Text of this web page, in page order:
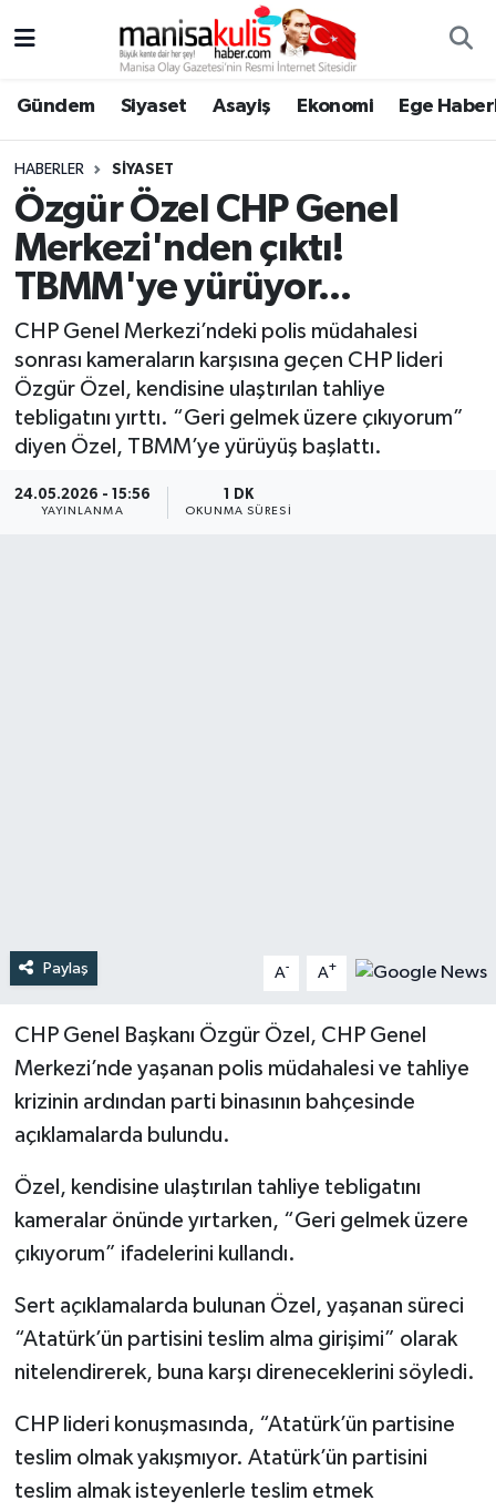
Gündem Siyaset Asayiş Ekonomi Ege
HABERLER SIYASET
Özgür Özel CHP Genel
Merkezi'nden çıktı!
TBMM'ye yürüyor...
CHP Genel Merkezi’ndeki polis müdahalesi
sonrası kameraların karşısına geçen CHP lideri
Özgür Özel, kendisine ulaştırılan tahliye
tebligatını yırttı. “Geri gelmek üzere çıkıyorum”
diyen Özel, TBMM’ye yürüyüş başlattı.
24.05.2026 - 15:56
YAYINLANMA
1 DK
OKUNMA SÜRESI
Paylaş A- A+
CHP Genel Başkanı Özgür Özel, CHP Genel
Merkezi’nde yaşanan polis müdahalesi ve tahliye
krizinin ardından parti binasının bahçesinde
açıklamalarda bulundu.
Özel, kendisine ulaştırılan tahliye tebligatını
kameralar önünde yırtarken, “Geri gelmek üzere
çıkıyorum” ifadelerini kullandı.
Sert açıklamalarda bulunan Özel, yaşanan süreci
“Atatürk’ün partisini teslim alma girişimi” olarak
nitelendirerek, buna karşı direneceklerini söyledi.
CHP lideri konuşmasında, “Atatürk’ün partisine
teslim olmak yakışmıyor. Atatürk’ün partisini
teslim almak isteyenlerle teslim etmek
Ege Haberleri
Ekonomi
Genel
Gündem
Resmi İlan
Siyaset
Yunusemre Hava Durumu
Yunusemre Trafik Yoğunluk Haritası
Süper Lig Puan Durumu ve Fikstür
Tüm Manşetler
Son Dakika Haberleri
Haber Arşivi